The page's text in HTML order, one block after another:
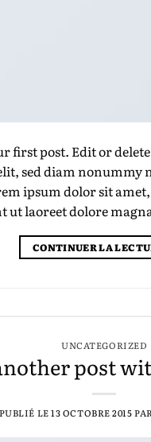
first post. Edit or
sed diam
ipsum dolor sit
laoreet dolore
CONTINUER LA
UNCATEGORIZED
post
PUBLIÉ LE13 OCTOBRE 2015